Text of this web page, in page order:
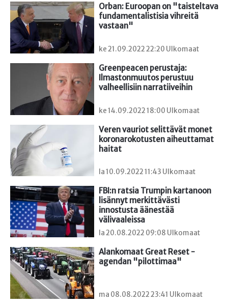
Orban: Euroopan on "taisteltava
fundamentalistisia vihreitä
vastaan"
ke 21.09.2022 22:20 Ulkomaat
Greenpeacen perustaja:
Ilmastonmuutos perustuu
valheellisiin narratiiveihin
ke 14.09.2022 18:00 Ulkomaat
Veren vauriot selittävät monet
koronarokotusten aiheuttamat
haitat
la 10.09.2022 11:43 Ulkomaat
FBI:n ratsia Trumpin kartanoon
lisännyt merkittävästi
innostusta äänestää
välivaaleissa
la 20.08.2022 09:08 Ulkomaat
Alankomaat Great Reset -
agendan "pilottimaa"
ma 08.08.2022 23:41 Ulkomaat